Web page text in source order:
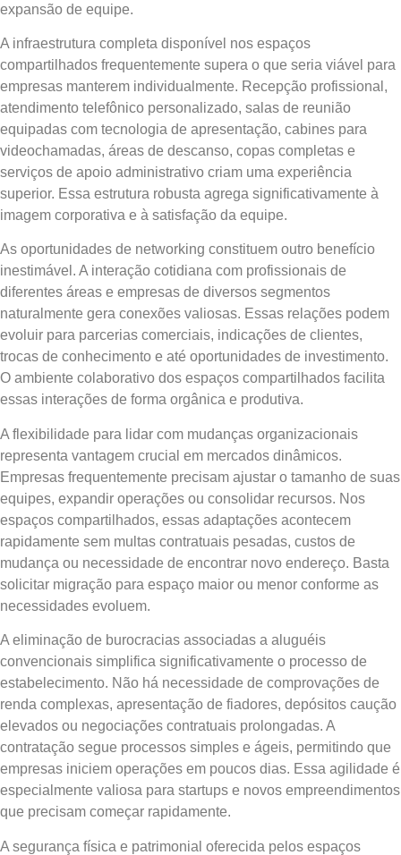
expansão de equipe.
A infraestrutura completa disponível nos espaços
compartilhados frequentemente supera o que seria viável para
empresas manterem individualmente. Recepção profissional,
atendimento telefônico personalizado, salas de reunião
equipadas com tecnologia de apresentação, cabines para
videochamadas, áreas de descanso, copas completas e
serviços de apoio administrativo criam uma experiência
superior. Essa estrutura robusta agrega significativamente à
imagem corporativa e à satisfação da equipe.
As oportunidades de networking constituem outro benefício
inestimável. A interação cotidiana com profissionais de
diferentes áreas e empresas de diversos segmentos
naturalmente gera conexões valiosas. Essas relações podem
evoluir para parcerias comerciais, indicações de clientes,
trocas de conhecimento e até oportunidades de investimento.
O ambiente colaborativo dos espaços compartilhados facilita
essas interações de forma orgânica e produtiva.
A flexibilidade para lidar com mudanças organizacionais
representa vantagem crucial em mercados dinâmicos.
Empresas frequentemente precisam ajustar o tamanho de suas
equipes, expandir operações ou consolidar recursos. Nos
espaços compartilhados, essas adaptações acontecem
rapidamente sem multas contratuais pesadas, custos de
mudança ou necessidade de encontrar novo endereço. Basta
solicitar migração para espaço maior ou menor conforme as
necessidades evoluem.
A eliminação de burocracias associadas a aluguéis
convencionais simplifica significativamente o processo de
estabelecimento. Não há necessidade de comprovações de
renda complexas, apresentação de fiadores, depósitos caução
elevados ou negociações contratuais prolongadas. A
contratação segue processos simples e ágeis, permitindo que
empresas iniciem operações em poucos dias. Essa agilidade é
especialmente valiosa para startups e novos empreendimentos
que precisam começar rapidamente.
A segurança física e patrimonial oferecida pelos espaços